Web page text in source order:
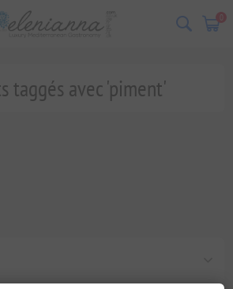
0
taggés avec 'piment'